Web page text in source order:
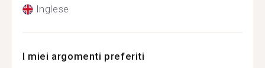
Inglese
I miei argomenti preferiti